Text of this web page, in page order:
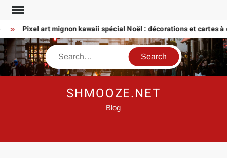
Skip
content
Pixel art mignon kawaii spécial Noël : décorations et cartes à
Search
SHMOOZE.NET
Blog